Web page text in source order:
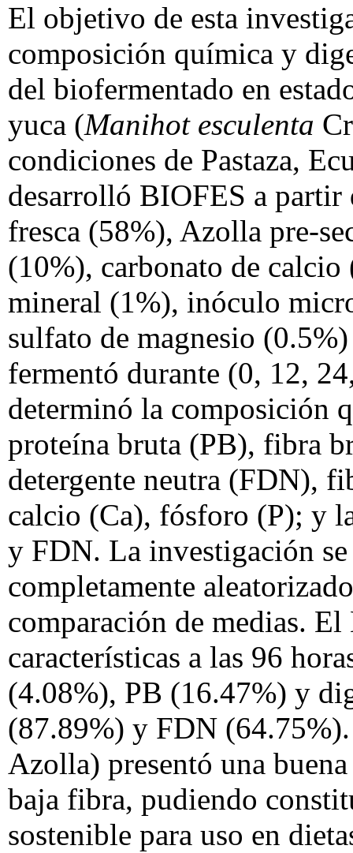
El objetivo de esta
composición química y
del biofermentado en
yuca (Manihot esculenta
condiciones de Pastaza,
desarrolló BIOFES a partir
fresca (58%), Azolla pre-
(10%), carbonato de
mineral (1%), inóculo
sulfato de magnesio
fermentó durante (0, 12,
determinó la composición
proteína bruta (PB), fibra
detergente neutra (FDN),
calcio (Ca), fósforo (P); y
y FDN. La investigación
completamente
comparación de medias.
características a las 96
(4.08%), PB (16.47%) y
(87.89%) y FDN
Azolla) presentó una
baja fibra, pudiendo
sostenible para uso en